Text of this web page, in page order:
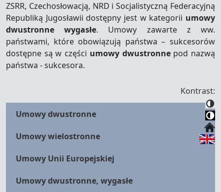
ZSRR, Czechosłowacją, NRD i Socjalistyczną Federacyjną
Republiką Jugosławii dostępny jest w kategorii umowy
dwustronne wygasłe. Umowy zawarte z ww.
państwami, które obowiązują państwa – sukcesorów
dostępne są w części umowy dwustronnepod nazwą
państwa - sukcesora.
Kontrast:
Umowy dwustronne
Umowy wielostronne
Umowy Unii Europejskiej
Umowy dwustronne, wygasłe